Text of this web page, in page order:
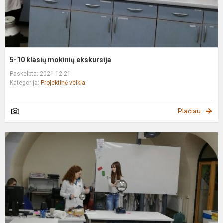
5-10 klasių mokinių ekskursija
Paskelbta: 2021-12-21
Kategorija: Projektinė veikla
Plačiau